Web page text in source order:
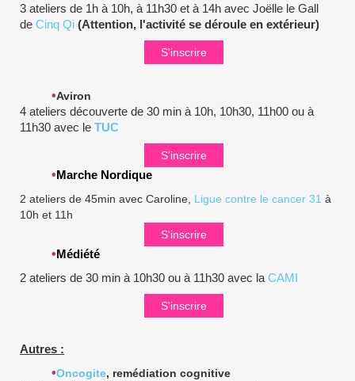
3 ateliers de 1h à 10h, à 11h30 et à 14h avec Joëlle le Gall
de Cinq Qi (Attention, l'activité se déroule en extérieur)
S'inscrire
•Aviron
4 ateliers découverte de 30 min à 10h, 10h30, 11h00 ou à
11h30 avec le TUC
S'inscrire
•Marche Nordique
2 ateliers de 45min avec Caroline, Ligue contre le cancer 31 à
10h et 11h
S'inscrire
•Médiété
2 ateliers de 30 min à 10h30 ou à 11h30 avec la CAMI
S'inscrire
Autres :
•Oncogite, remédiation cognitive